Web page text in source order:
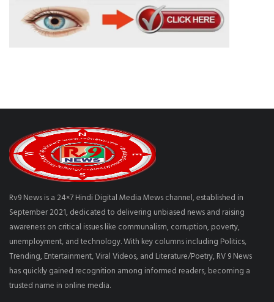
Rv9 News is a 24×7 Hindi Digital Media Mews channel, established in
September 2021, dedicated to delivering unbiased news and raising
awareness on critical issues like communalism, corruption, poverty,
unemployment, and technology. With key columns including Politics,
Trending, Entertainment, Viral Videos, and Literature/Poetry, RV 9 News
has quickly gained recognition among informed readers, becoming a
trusted name in online media.